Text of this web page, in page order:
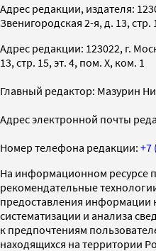
Адрес редакции, издателя:
Звенигородская 2-я, д. 13, стр.
Адрес редакции: 123022, г.
13, стр. 15, эт. 4, пом. X, ком. 1
Главный редактор: Мазурин
Адрес электронной почты
Номер телефона редакции: +7
На информационном ресурсе
рекомендательные
предоставления информации
систематизации и анализа
к предпочтениям
находящихся на территории